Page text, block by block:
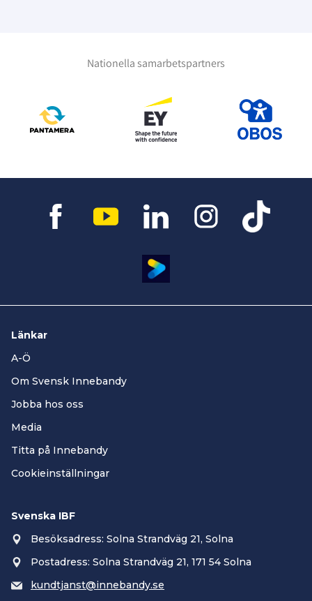
Nationella samarbetspartners
Länkar
A-Ö
Om Svensk Innebandy
Jobba hos oss
Media
Titta på Innebandy
Cookieinställningar
Svenska IBF
Besöksadress: Solna Strandväg 21, Solna
Postadress: Solna Strandväg 21, 171 54 Solna
kundtjanst@innebandy.se